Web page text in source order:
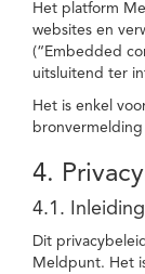
Het platform
websites en
(“Embedded
uitsluitend ter
Het is enkel
4.
4.1. Inleiding
Dit
Meldpunt. Het